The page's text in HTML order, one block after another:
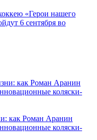
«Герои нашего
6 сентября во
как Роман Аранин
коляски-